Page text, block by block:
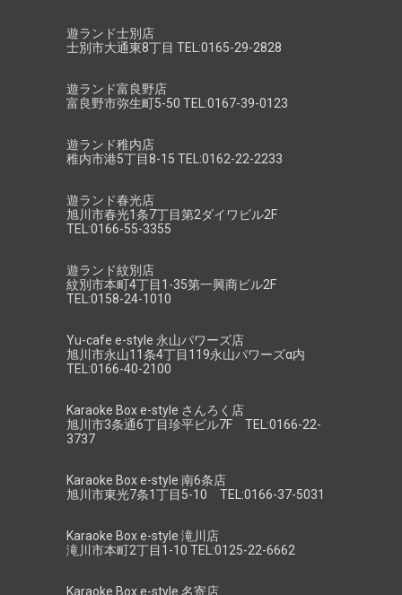
遊ランド士別店
士別市大通東8丁目 TEL:0165-29-2828
遊ランド富良野店
富良野市弥生町5-50 TEL:0167-39-0123
遊ランド稚内店
稚内市港5丁目8-15 TEL:0162-22-2233
遊ランド春光店
旭川市春光1条7丁目第2ダイワビル2F
TEL:0166-55-3355
遊ランド紋別店
紋別市本町4丁目1-35第一興商ビル2F
TEL:0158-24-1010
Yu-cafe e-style 永山パワーズ店
旭川市永山11条4丁目119永山パワーズα内
TEL:0166-40-2100
Karaoke Box e-style さんろく店
旭川市3条通6丁目珍平ビル7F TEL:0166-22-
3737
Karaoke Box e-style 南6条店
旭川市東光7条1丁目5-10 TEL:0166-37-5031
Karaoke Box e-style 滝川店
滝川市本町2丁目1-10 TEL:0125-22-6662
Karaoke Box e-style 名寄店